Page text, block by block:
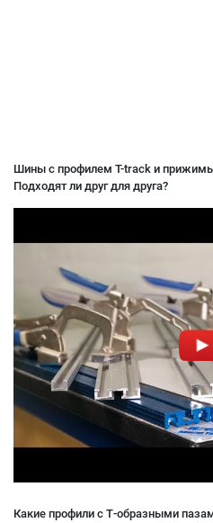
Шины с профилем T-track и
Подходят ли друг для друга?
Какие профили с Т-образными